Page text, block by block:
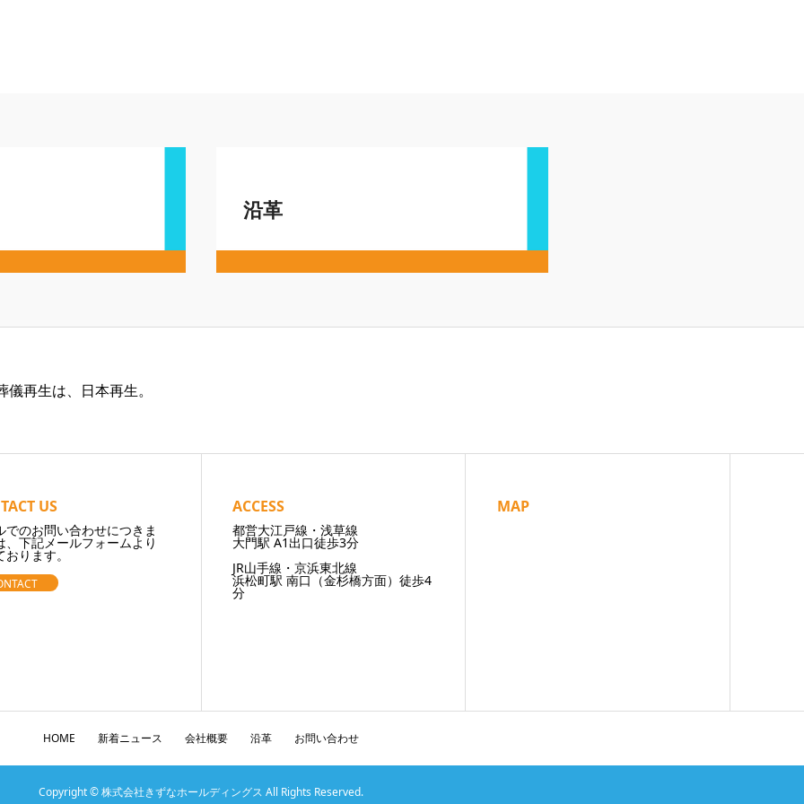
沿革
儀再生は、日本再生。
US
でのお問い合わせにつきま
、下記メールフォームより
ります。
ACCESS
都営大江戸線・浅草線
大門駅 A1出口徒歩3分
JR山手線・京浜東北線
浜松町駅 南口（金杉橋方面）徒歩4
分
MAP
HOME 新着ニュース 会社概要 沿革 お問い合わせ
Copyright © 株式会社きずなホールディングス All Rights Reserved.